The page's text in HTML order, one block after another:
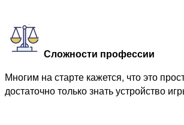
Сложности профессии
Многим на старте кажется, что это
достаточно только знать устройство